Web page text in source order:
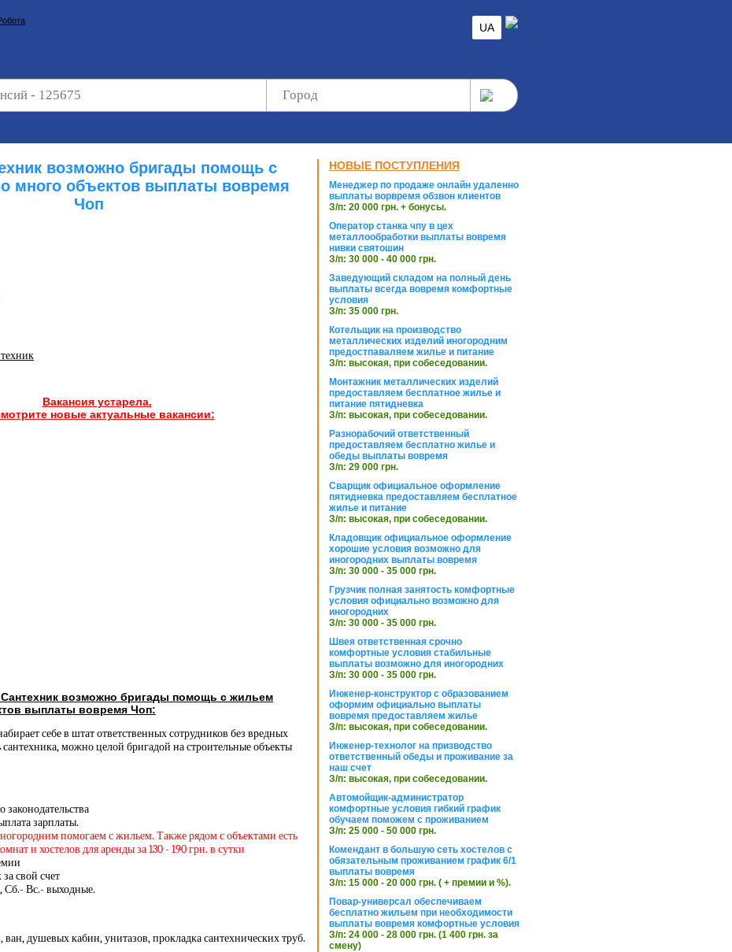
UA
возможно бригады помощь с
много объектов выплаты вовремя
Чоп
Вакансия устарела.
новые актуальные вакансии:
возможно бригады помощь с жильем
выплаты вовремя Чоп:
себе в штат ответственных сотрудников без вредных
можно целой бригадой на строительные объекты
законодательства
зарплаты.
помогаем с жильем. Также рядом с объектами есть
и хостелов для аренды за 130 - 190 грн. в сутки
свой счет
Сб.- Вс.- выходные.
ван, душевых кабин, унитазов, прокладка сантехнических труб.
НОВЫЕ ПОСТУПЛЕНИЯ
Менеджер по продаже онлайн удаленно
выплаты ворвремя обзвон клиентов
З/п: 20 000 грн. + бонусы.
Оператор станка чпу в цех
металлообработки выплаты вовремя
нивки святошин
З/п: 30 000 - 40 000 грн.
Заведующий складом на полный день
выплаты всегда вовремя комфортные
условия
З/п: 35 000 грн.
Котельщик на производство
металлических изделий иногородним
предостпаваляем жилье и питание
З/п: высокая, при собеседовании.
Монтажник металлических изделий
предоставляем бесплатное жилье и
питание пятидневка
З/п: высокая, при собеседовании.
Разнорабочий ответственный
предоставляем бесплатно жилье и
обеды выплаты вовремя
З/п: 29 000 грн.
Сварщик официальное оформление
пятидневка предоставляем бесплатное
жилье и питание
З/п: высокая, при собеседовании.
Кладовщик официальное оформление
хорошие условия возможно для
иногородних выплаты вовремя
З/п: 30 000 - 35 000 грн.
Грузчик полная занятость комфортные
условия официально возможно для
иногородних
З/п: 30 000 - 35 000 грн.
Швея ответственная срочно
комфортные условия стабильные
выплаты возможно для иногородних
З/п: 30 000 - 35 000 грн.
Инженер-конструктор с образованием
оформим официально выплаты
вовремя предоставляем жилье
З/п: высокая, при собеседовании.
Инженер-технолог на призводство
ответственный обеды и проживание за
наш счет
З/п: высокая, при собеседовании.
Автомойщик-администратор
комфортные условия гибкий график
обучаем поможем с проживанием
З/п: 25 000 - 50 000 грн.
Комендант в большую сеть хостелов с
обязательным проживанием график 6/1
выплаты вовремя
З/п: 15 000 - 20 000 грн. ( + премии и %).
Повар-универсал обеспечиваем
бесплатно жильем при необходимости
выплаты вовремя комфортные условия
З/п: 24 000 - 28 000 грн. (1 400 грн. за
смену)